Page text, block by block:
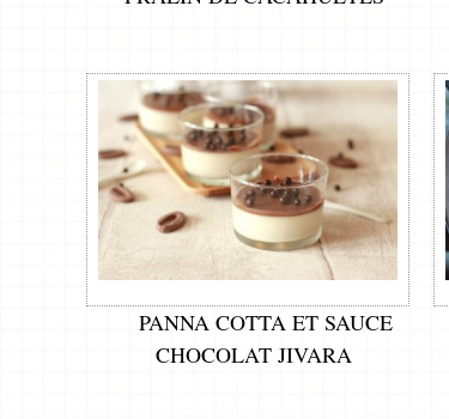
PANNA COTTA ET SAUCE
CHOCOLAT JIVARA